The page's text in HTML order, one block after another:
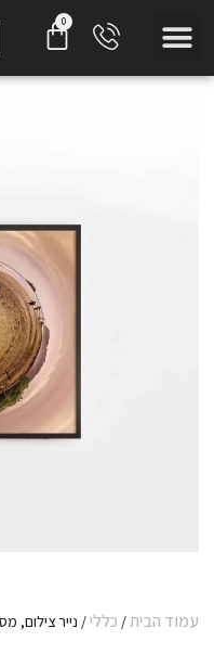
עמוד הבית/ כללי/ נייר צילום,